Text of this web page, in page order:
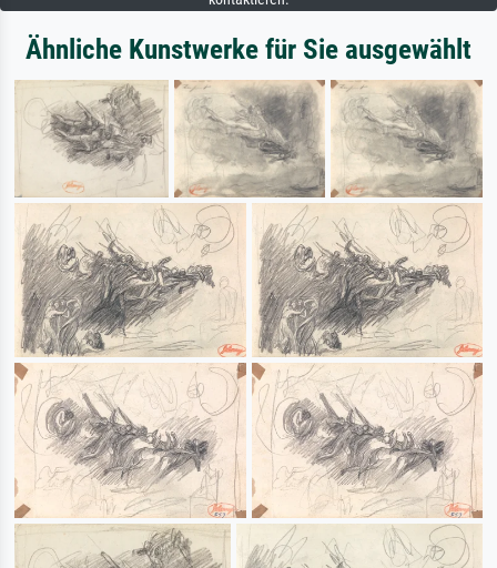
Ähnliche Kunstwerke für Sie ausgewählt